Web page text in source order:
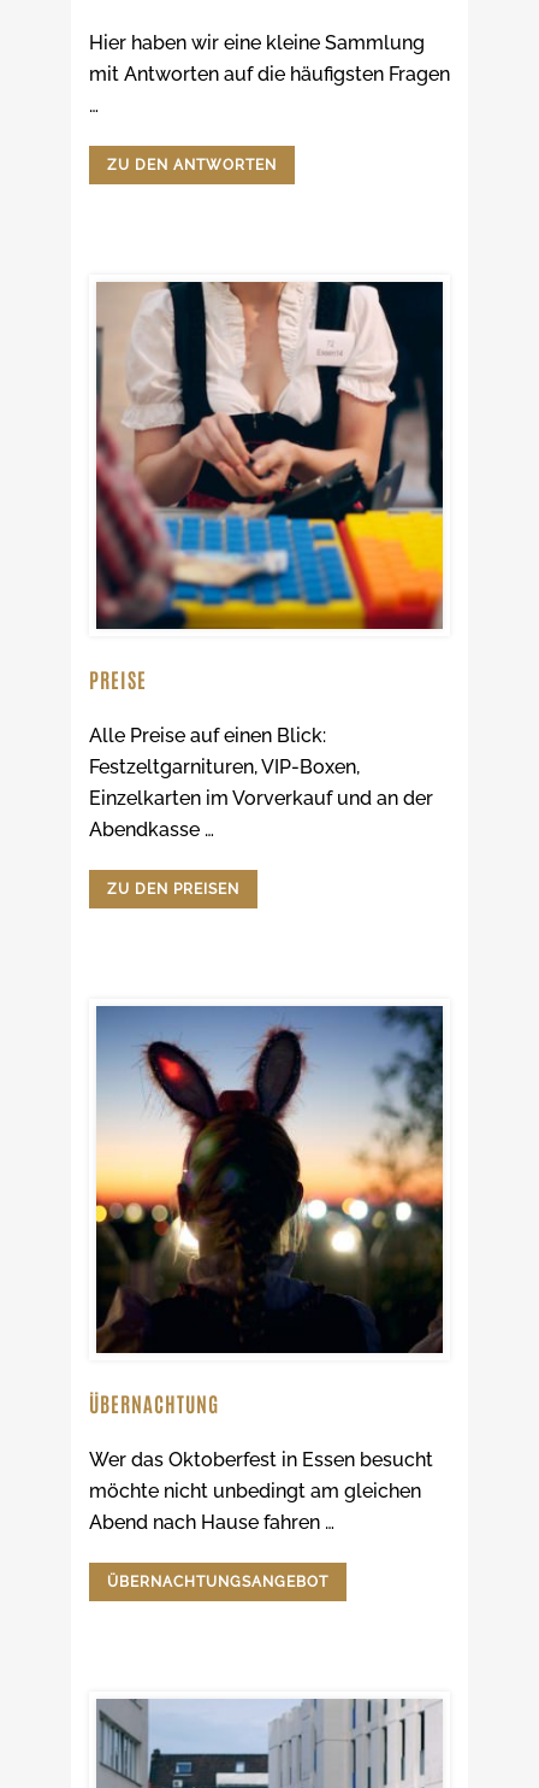
Hier haben wir eine kleine Sammlung
mit Antworten auf die häufigsten Fragen
…
ZU DEN ANTWORTEN
PREISE
Alle Preise auf einen Blick:
Festzeltgarnituren, VIP-Boxen,
Einzelkarten im Vorverkauf und an der
Abendkasse …
ZU DEN PREISEN
ÜBERNACHTUNG
Wer das Oktoberfest in Essen besucht
möchte nicht unbedingt am gleichen
Abend nach Hause fahren …
ÜBERNACHTUNGSANGEBOT